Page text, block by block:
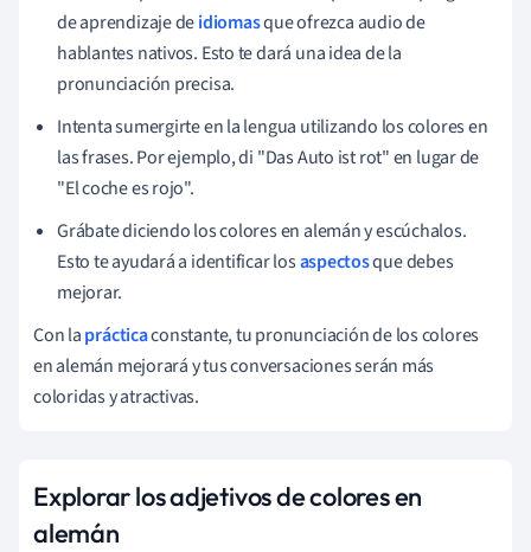
de aprendizaje deidiomasque ofrezca audio de
hablantes nativos. Esto te dará una idea de la
pronunciación precisa.
Intenta sumergirte en la lengua utilizando los colores en
las frases. Por ejemplo, di "Das Auto ist rot" en lugar de
"El coche es rojo".
Grábate diciendo los colores en alemán y escúchalos.
Esto te ayudará a identificar losaspectosque debes
mejorar.
Con laprácticaconstante, tu pronunciación de los colores
en alemán mejorará y tus conversaciones serán más
coloridas y atractivas.
Explorar los adjetivos de colores en
alemán